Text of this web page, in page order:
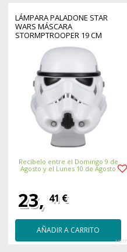
LÁMPARA PALADONE STAR
WARS MÁSCARA
STORMPTROOPER 19 CM
Recíbelo entre el Domingo 9 de
Agosto y el Lunes 10 de Agosto
23, 41 €
AÑADIR A CARRITO
34377